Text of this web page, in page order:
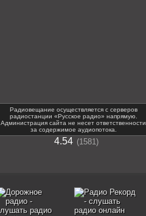
Радиовещание осуществляется с серверов
радиостанции «Русское радио» напрямую.
Администрация сайта не несет ответственности
за содержимое аудиопотока.
4.54 1581